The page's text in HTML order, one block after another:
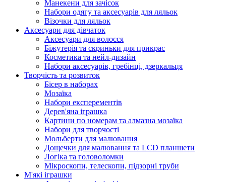
Манекени для зачісок
Набори одягу та аксесуарів для ляльок
Візочки для ляльок
Аксесуари для дівчаток
Аксесуари для волосся
Біжутерія та скриньки для прикрас
Косметика та нейл-дизайн
Набори аксесуарів, гребінці, дзеркальця
Творчість та розвиток
Бісер в наборах
Мозаїка
Набори експерементів
Дерев'яна іграшка
Картини по номерам та алмазна мозаїка
Набори для творчості
Мольберти для малювання
Дощечки для малювання та LCD планшети
Логіка та головоломки
Мікроскопи, телескопи, підзорні труби
М'які іграшки